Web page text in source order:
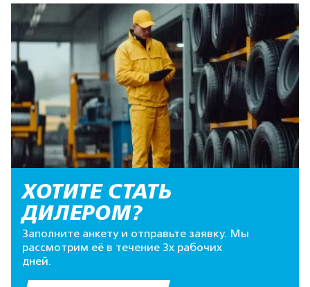
ХОТИТЕ СТАТЬ
ДИЛЕРОМ?
Заполните анкету и отправьте заявку. Мы
рассмотрим её в течение 3х рабочих
дней.